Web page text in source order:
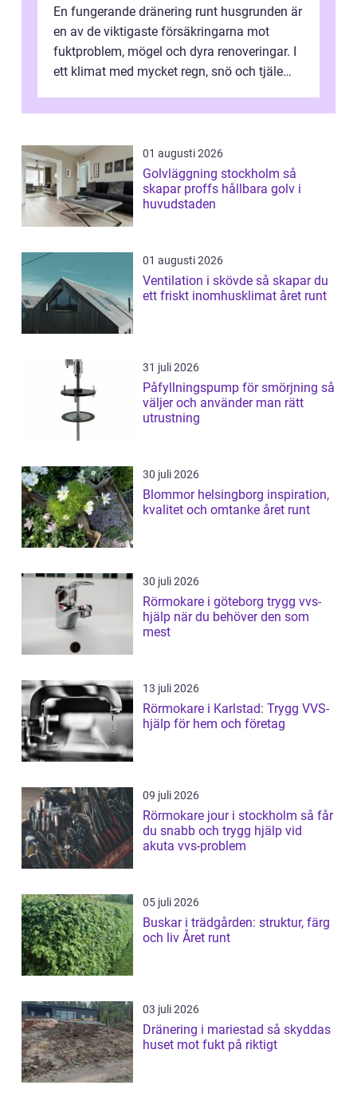
En fungerande dränering runt husgrunden är
en av de viktigaste försäkringarna mot
fuktproblem, mögel och dyra renoveringar. I
ett klimat med mycket regn, snö och tjäle
01 augusti 2026
Golvläggning stockholm så
skapar proffs hållbara golv i
huvudstaden
01 augusti 2026
Ventilation i skövde så skapar du
ett friskt inomhusklimat året runt
31 juli 2026
Påfyllningspump för smörjning så
väljer och använder man rätt
utrustning
30 juli 2026
Blommor helsingborg inspiration,
kvalitet och omtanke året runt
30 juli 2026
Rörmokare i göteborg trygg vvs-
hjälp när du behöver den som
mest
13 juli 2026
Rörmokare i Karlstad: Trygg VVS-
hjälp för hem och företag
09 juli 2026
Rörmokare jour i stockholm så får
du snabb och trygg hjälp vid
akuta vvs-problem
05 juli 2026
Buskar i trädgården: struktur, färg
och liv Året runt
03 juli 2026
Dränering i mariestad så skyddas
huset mot fukt på riktigt